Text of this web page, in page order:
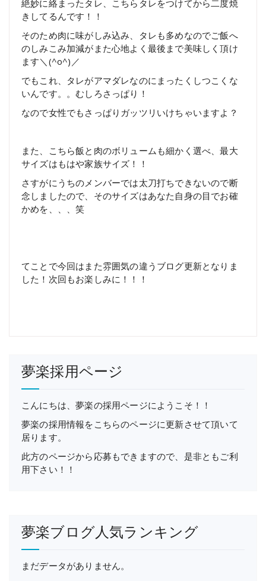
絶妙に絡まったタレ、こちらタレをつけてから二度焼
きしてるんです！！
そのため肉に味がしみ込み、タレも多めなのでご飯へ
のしみこみ加減がまた心地よく最後まで美味しく頂け
ます＼(^o^)／
でもこれ、タレがアマダレなのにまったくしつこくな
いんです。。むしろさっぱり！
なので女性でもさっぱりガッツリいけちゃいますよ？
また、こちら飯と肉のボリュームも細かく選べ、最大
サイズはもはや家族サイズ！！
さすがにうちのメンバーでは太刀打ちできないので断
念しましたので、そのサイズはあなた自身の目でお確
かめを、、、笑
てことで今回はまた雰囲気の違うブログ更新となりま
した！次回もお楽しみに！！！
夢楽採用ページ
こんにちは、夢楽の採用ページにようこそ！！
夢楽の採用情報をこちらのページに更新させて頂いて
居ります。
此方のページから応募もできますので、是非ともご利
用下さい！！
夢楽ブログ人気ランキング
まだデータがありません。